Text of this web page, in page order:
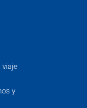
viaje
y